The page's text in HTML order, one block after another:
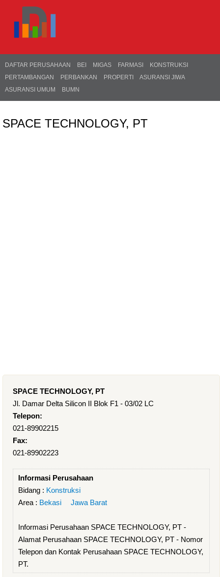
DAFTAR PERUSAHAAN BEI MIGAS FARMASI
KONSTRUKSI
PERTAMBANGAN
PERBANKAN PROPERTI
ASURANSI JIWA
ASURANSI UMUM
BUMN
SPACE TECHNOLOGY, PT
SPACE TECHNOLOGY, PT
Jl. Damar Delta Silicon II Blok F1 - 03/02 LC
Telepon:
021-89902215
Fax:
021-89902223
Informasi Perusahaan
Bidang : Konstruksi
Area : Bekasi Jawa Barat
Informasi Perusahaan SPACE TECHNOLOGY, PT -
Alamat Perusahaan SPACE TECHNOLOGY, PT - Nomor
Telepon dan Kontak Perusahaan SPACE TECHNOLOGY,
PT.